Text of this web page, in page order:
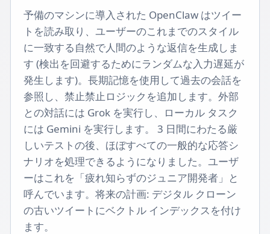
予備のマシンに導入された OpenClaw はツイー
トを読み取り、ユーザーのこれまでのスタイル
に一致する自然で人間のような返信を生成しま
す (検出を回避するためにランダムな入力遅延が
発生します)。長期記憶を使用して過去の会話を
参照し、禁止禁止ロジックを追加します。外部
との対話には Grok を実行し、ローカル タスク
には Gemini を実行します。 3 日間にわたる厳
しいテストの後、ほぼすべての一般的な応答シ
ナリオを処理できるようになりました。ユーザ
ーはこれを「疲れ知らずのジュニア開発者」と
呼んでいます。将来の計画: デジタル クローン
の古いツイートにベクトル インデックスを付け
ます。